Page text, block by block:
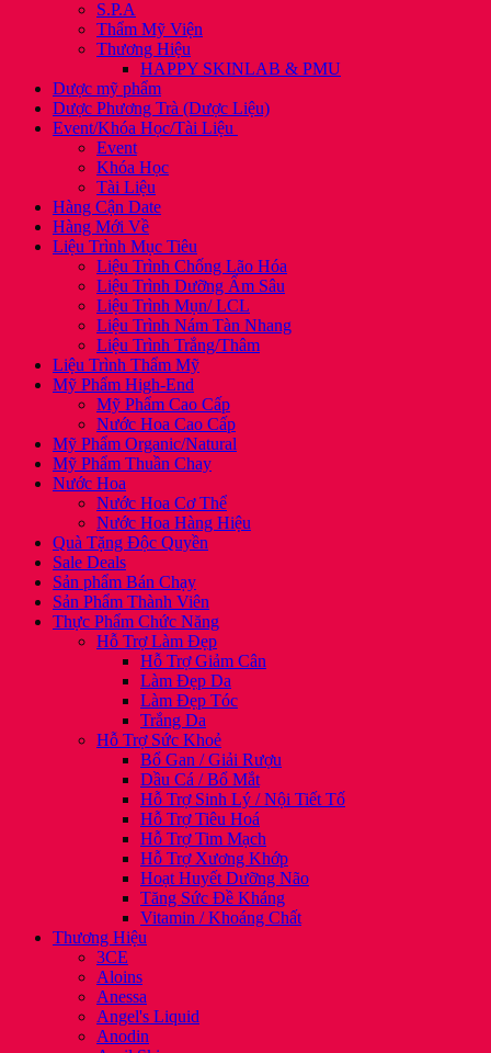
S.P.A
Thẩm Mỹ Viện
Thương Hiệu
HAPPY SKINLAB & PMU
Dược mỹ phẩm
Dược Phương Trà (Dược Liệu)
Event/Khóa Học/Tài Liệu
Event
Khóa Học
Tài Liệu
Hàng Cận Date
Hàng Mới Về
Liệu Trình Mục Tiêu
Liệu Trình Chống Lão Hóa
Liệu Trình Dưỡng Ẩm Sâu
Liệu Trình Mụn/ LCL
Liệu Trình Nám Tàn Nhang
Liệu Trình Trắng/Thâm
Liệu Trình Thẩm Mỹ
Mỹ Phẩm High-End
Mỹ Phẩm Cao Cấp
Nước Hoa Cao Cấp
Mỹ Phẩm Organic/Natural
Mỹ Phẩm Thuần Chay
Nước Hoa
Nước Hoa Cơ Thể
Nước Hoa Hàng Hiệu
Quà Tặng Độc Quyền
Sale Deals
Sản phẩm Bán Chạy
Sản Phẩm Thành Viên
Thực Phẩm Chức Năng
Hỗ Trợ Làm Đẹp
Hỗ Trợ Giảm Cân
Làm Đẹp Da
Làm Đẹp Tóc
Trắng Da
Hỗ Trợ Sức Khoẻ
Bổ Gan / Giải Rượu
Dầu Cá / Bổ Mắt
Hỗ Trợ Sinh Lý / Nội Tiết Tố
Hỗ Trợ Tiêu Hoá
Hỗ Trợ Tim Mạch
Hỗ Trợ Xương Khớp
Hoạt Huyết Dưỡng Não
Tăng Sức Đề Kháng
Vitamin / Khoáng Chất
Thương Hiệu
3CE
Aloins
Anessa
Angel's Liquid
Anodin